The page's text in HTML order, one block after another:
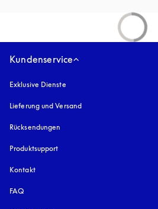
Kundenservice
Exklusive Dienste
Lieferung und Versand
Rücksendungen
Produktsupport
Kontakt
FAQ